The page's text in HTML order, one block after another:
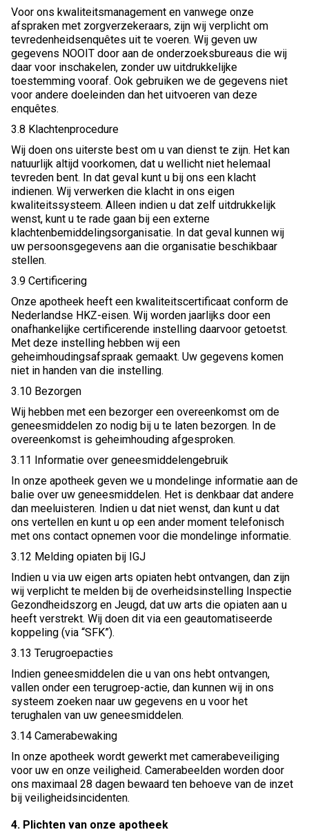
Voor ons kwaliteitsmanagement en vanwege onze
afspraken met zorgverzekeraars, zijn wij verplicht om
tevredenheidsenquêtes uit te voeren. Wij geven uw
gegevens NOOIT door aan de onderzoeksbureaus die wij
daar voor inschakelen, zonder uw uitdrukkelijke
toestemming vooraf. Ook gebruiken we de gegevens niet
voor andere doeleinden dan het uitvoeren van deze
enquêtes.
3.8 Klachtenprocedure
Wij doen ons uiterste best om u van dienst te zijn. Het kan
natuurlijk altijd voorkomen, dat u wellicht niet helemaal
tevreden bent. In dat geval kunt u bij ons een klacht
indienen. Wij verwerken die klacht in ons eigen
kwaliteitssysteem. Alleen indien u dat zelf uitdrukkelijk
wenst, kunt u te rade gaan bij een externe
klachtenbemiddelingsorganisatie. In dat geval kunnen wij
uw persoonsgegevens aan die organisatie beschikbaar
stellen.
3.9 Certificering
Onze apotheek heeft een kwaliteitscertificaat conform de
Nederlandse HKZ-eisen. Wij worden jaarlijks door een
onafhankelijke certificerende instelling daarvoor getoetst.
Met deze instelling hebben wij een
geheimhoudingsafspraak gemaakt. Uw gegevens komen
niet in handen van die instelling.
3.10 Bezorgen
Wij hebben met een bezorger een overeenkomst om de
geneesmiddelen zo nodig bij u te laten bezorgen. In de
overeenkomst is geheimhouding afgesproken.
3.11 Informatie over geneesmiddelengebruik
In onze apotheek geven we u mondelinge informatie aan de
balie over uw geneesmiddelen. Het is denkbaar dat andere
dan meeluisteren. Indien u dat niet wenst, dan kunt u dat
ons vertellen en kunt u op een ander moment telefonisch
met ons contact opnemen voor die mondelinge informatie.
3.12 Melding opiaten bij IGJ
Indien u via uw eigen arts opiaten hebt ontvangen, dan zijn
wij verplicht te melden bij de overheidsinstelling Inspectie
Gezondheidszorg en Jeugd, dat uw arts die opiaten aan u
heeft verstrekt. Wij doen dit via een geautomatiseerde
koppeling (via “SFK”).
3.13 Terugroepacties
Indien geneesmiddelen die u van ons hebt ontvangen,
vallen onder een terugroep-actie, dan kunnen wij in ons
systeem zoeken naar uw gegevens en u voor het
terughalen van uw geneesmiddelen.
3.14 Camerabewaking
In onze apotheek wordt gewerkt met camerabeveiliging
voor uw en onze veiligheid. Camerabeelden worden door
ons maximaal 28 dagen bewaard ten behoeve van de inzet
bij veiligheidsincidenten.
4. Plichten van onze apotheek